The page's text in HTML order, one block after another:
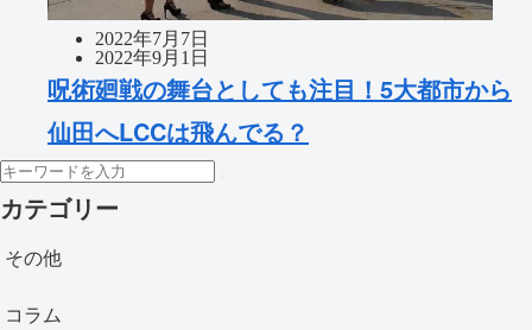
2022年7月7日
2022年9月1日
呪術廻戦の舞台としても注目！5大都市から
仙田へLCCは飛んでる？
カテゴリー
その他
コラム